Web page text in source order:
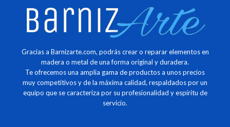
Gracias a Barnizarte.com, podrás crear o reparar elementos en
madera o metal de una forma original y duradera.
Te ofrecemos una amplia gama de productos a unos precios
muy competitivos y de la máxima calidad, respaldados por un
equipo que se caracteriza por su profesionalidad y espíritu de
servicio.